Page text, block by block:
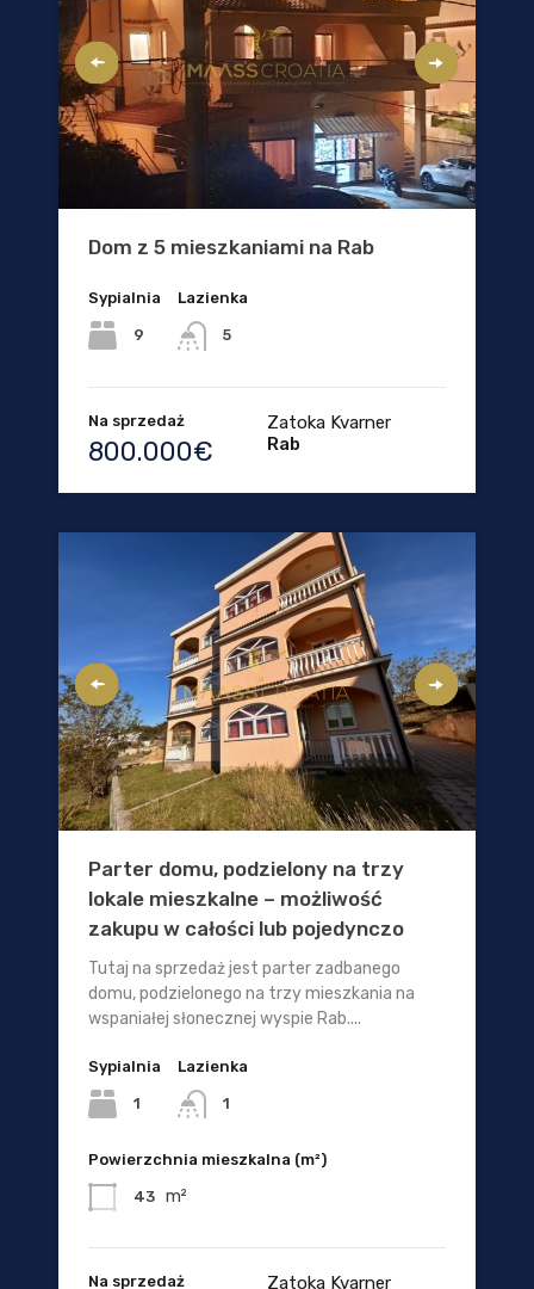
Dom z 5 mieszkaniami na Rab
Sypialnia
9
Lazienka
5
Na sprzedaż
800.000€
Zatoka Kvarner
Rab
Parter domu, podzielony na trzy
lokale mieszkalne – możliwość
zakupu w całości lub pojedynczo
Tutaj na sprzedaż jest parter zadbanego
domu, podzielonego na trzy mieszkania na
wspaniałej słonecznej wyspie Rab....
Sypialnia
1
Lazienka
1
Powierzchnia mieszkalna (m²)
43 m²
Na sprzedaż
Zatoka Kvarner